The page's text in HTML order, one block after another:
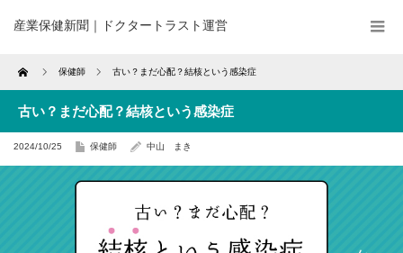
産業保健新聞｜ドクタートラスト運営
Home 保健師 古い？まだ心配？結核という感染症
古い？まだ心配？結核という感染症
2024/10/25 保健師 中山 まき